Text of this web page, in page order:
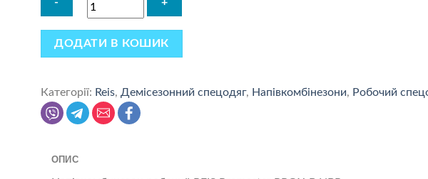
ДОДАТИ В КОШИК
Категорії: Reis, Демісезонний спецодяг, Напівкомбінезони, Робочий
ОПИС